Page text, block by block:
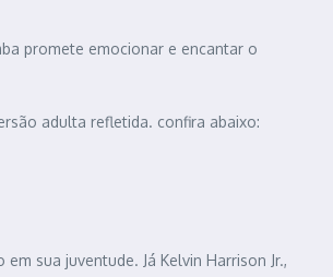
promete emocionar e encantar o
adulta refletida. confira abaixo:
sua juventude. Já Kelvin Harrison Jr.,